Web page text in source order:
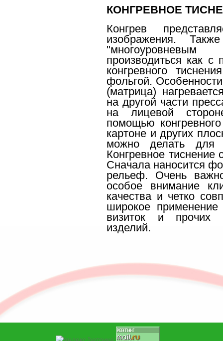
КОНГРЕВНОЕ
Конгрев
изображения.
производиться как
конгревного
фольгой.
(матрица)
на другой части
на лицевой
помощью
картоне и других
можно делать для
Конгревное
Сначала наносится
рельеф. Очень
особое внимание
качества и четко
широкое применение
визиток и прочих
изделий.